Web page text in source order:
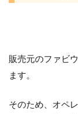
販売元のファビ
ます。
そのため、オペ